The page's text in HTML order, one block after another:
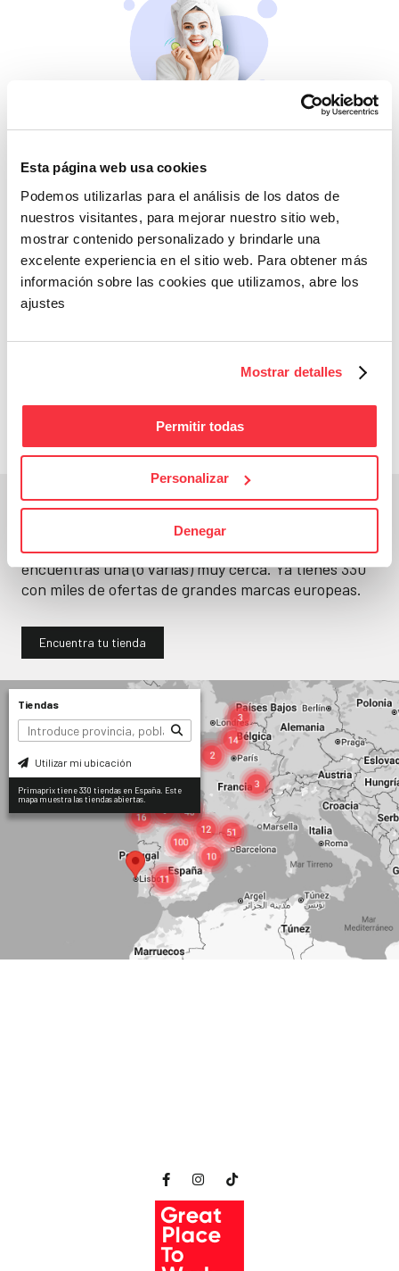
Esta página web usa cookies
Podemos utilizarlas para el análisis de los datos de
nuestros visitantes, para mejorar nuestro sitio web,
mostrar contenido personalizado y brindarle una
excelente experiencia en el sitio web. Para obtener más
información sobre las cookies que utilizamos, abre los
ajustes
Mostrar detalles
Permitir todas
Personalizar
Denegar
Belleza
Si no te mimas tú…
Adelántate a todos y
En un segundo, la encuentras.
No paramos de abrirtiendas. Seguro que
encuentras una (o varias) muy cerca. Ya tienes330
con miles de ofertas de grandes marcas europeas.
Encuentra tu tienda
Tiendas
Utilizar mi ubicación
Primaprix tiene 330 tiendas en España. Este
mapa muestra las tiendas abiertas.